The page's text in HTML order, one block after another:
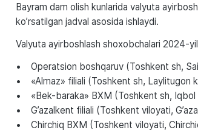
Bayram dam olish kunlarida valyuta
ko’rsatilgan jadval asosida ishlaydi.
Valyuta ayirboshlash shoxobchalari 2024-
• Operatsion boshqaruv (Toshkent sh,
• «Almaz» filiali (Toshkent sh, Laylitugon
• «Bek-baraka» BXM (Toshkent sh, Iqbol
• G’azalkent filiali (Toshkent viloyati,
• Chirchiq BXM (Toshkent viloyati,